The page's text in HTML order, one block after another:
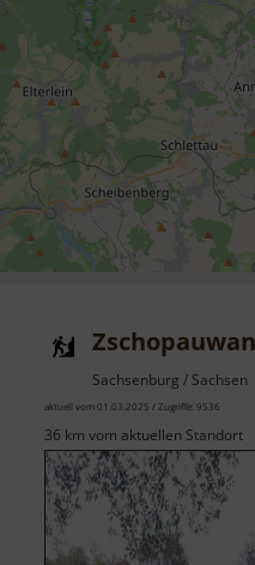
Sachsenburg / Sachsen
aktuell vom 01.03.2025 / Zugriffe: 9536
36 km vom aktuellen Standort